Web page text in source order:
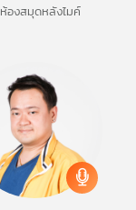
ห้องสมุดหลังไมค์